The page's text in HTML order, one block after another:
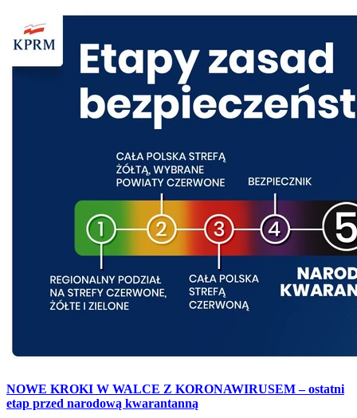
NOWE KROKI W WALCE Z KORONAWIRUSEM – ostatni
etap przed narodową kwarantanną